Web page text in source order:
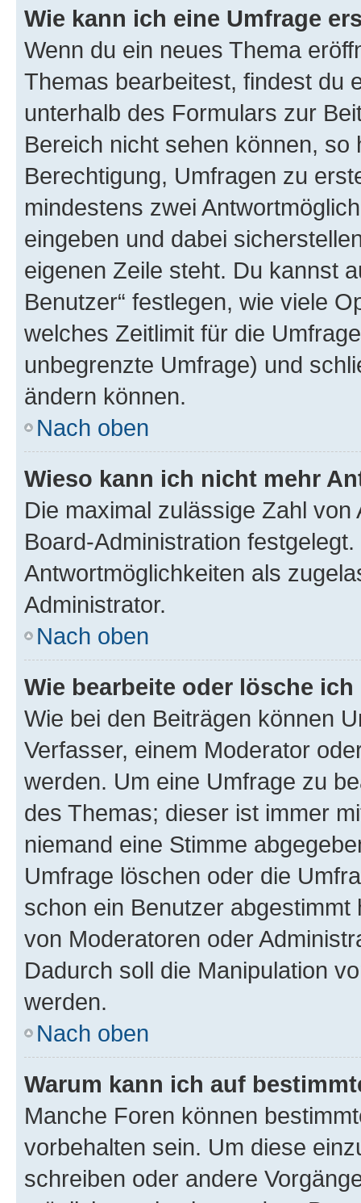
Wie kann ich eine Umfrage
Wenn du ein neues Thema
Themas bearbeitest, findest du
unterhalb des Formulars zur
Bereich nicht sehen können,
Berechtigung, Umfragen zu
mindestens zwei
eingeben und dabei
eigenen Zeile steht. Du kannst
Benutzer“ festlegen, wie viele
welches Zeitlimit für die
unbegrenzte Umfrage) und
ändern können.
Nach oben
Wieso kann ich nicht mehr
Die maximal zulässige Zahl
Board-Administration
Antwortmöglichkeiten als
Administrator.
Nach oben
Wie bearbeite oder lösche
Wie bei den Beiträgen können
Verfasser, einem Moderator
werden. Um eine Umfrage zu
des Themas; dieser ist immer
niemand eine Stimme
Umfrage löschen oder die
schon ein Benutzer
von Moderatoren oder
Dadurch soll die Manipulation
werden.
Nach oben
Warum kann ich auf
Manche Foren können
vorbehalten sein. Um diese
schreiben oder andere